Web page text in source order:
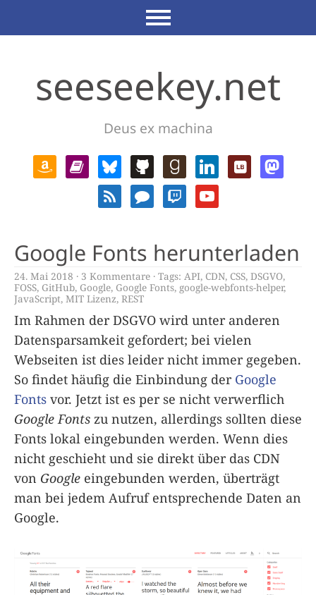
seeseekey.net
Deus ex machina
Google Fonts herunterladen
24. Mai 2018 3 Kommentare Tags: API, CDN, CSS, DSGVO,
FOSS, GitHub, Google, Google Fonts, google-webfonts-helper,
JavaScript, MIT Lizenz, REST
Im Rahmen der DSGVO wird unter anderen
Datensparsamkeit gefordert; bei vielen
Webseiten ist dies leider nicht immer gegeben.
So findet häufig die Einbindung der Google
Fonts vor. Jetzt ist es per se nicht verwerflich
Google Fonts zu nutzen, allerdings sollten diese
Fonts lokal eingebunden werden. Wenn dies
nicht geschieht und sie direkt über das CDN
von Google eingebunden werden, überträgt
man bei jedem Aufruf entsprechende Daten an
Google.